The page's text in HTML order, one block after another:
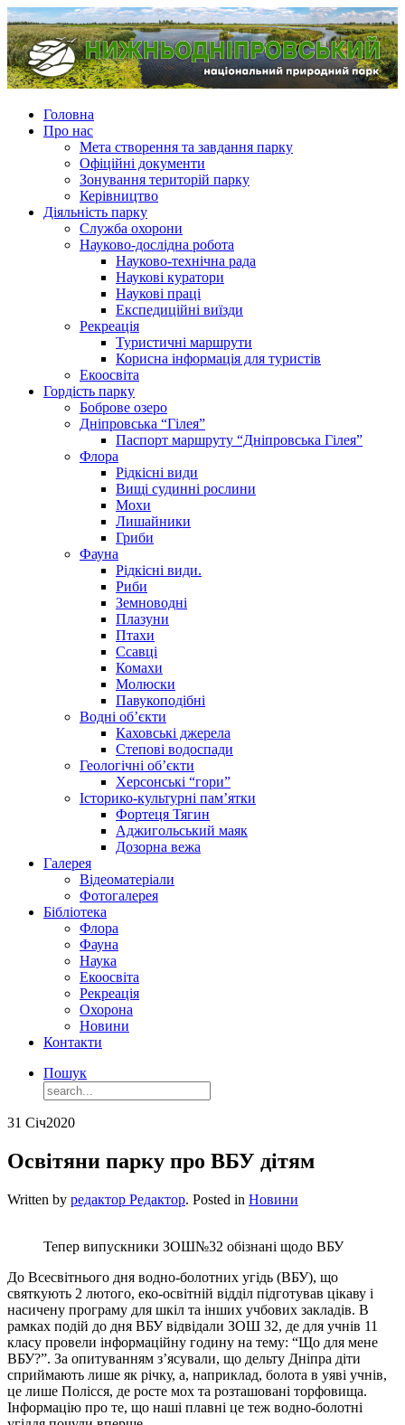
Головна
Про нас
Мета створення та завдання парку
Офіційні документи
Зонування територій парку
Керівництво
Діяльність парку
Служба охорони
Науково-дослідна робота
Науково-технічна рада
Наукові куратори
Наукові праці
Експедиційні виїзди
Рекреація
Туристичні маршрути
Корисна інформація для туристів
Екоосвіта
Гордість парку
Боброве озеро
Дніпровська “Гілея”
Паспорт маршруту “Дніпровська Гілея”
Флора
Рідкісні види
Вищі судинні рослини
Мохи
Лишайники
Гриби
Фауна
Рідкісні види.
Риби
Земноводні
Плазуни
Птахи
Ссавці
Комахи
Молюски
Павукоподібні
Водні об’єкти
Каховські джерела
Степові водоспади
Геологічні об’єкти
Херсонські “гори”
Історико-культурні пам’ятки
Фортеця Тягин
Аджигольський маяк
Дозорна вежа
Галерея
Відеоматеріали
Фотогалерея
Бібліотека
Флора
Фауна
Наука
Екоосвіта
Рекреація
Охорона
Новини
Контакти
Пошук
31 Січ2020
Освітяни парку про ВБУ дітям
Written by редактор Редактор. Posted in Новини
Тепер випускники ЗОШ№32 обізнані щодо ВБУ
До Всесвітнього дня водно-болотних угідь (ВБУ), що
святкують 2 лютого, еко-освітній відділ підготував цікаву і
насичену програму для шкіл та інших учбових закладів. В
рамках подій до дня ВБУ відвідали ЗОШ 32, де для учнів 11
класу провели інформаційну годину на тему: “Що для мене
ВБУ?”. За опитуванням з’ясували, що дельту Дніпра діти
сприймають лише як річку, а, наприклад, болота в уяві учнів,
це лише Полісся, де росте мох та розташовані торфовища.
Інформацію про те, що наші плавні це теж водно-болотні